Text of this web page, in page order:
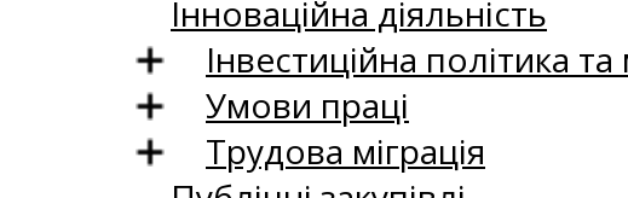
Інноваційна діяльність
Інвестиційна політика
Умови праці
Трудова міграція